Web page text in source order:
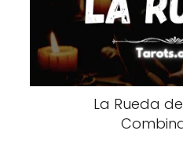
La Rueda